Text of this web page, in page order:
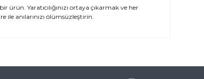
Yaratıcılığınızı ortaya çıkarmak ve her
ile anılarınızı ölümsüzleştirin.